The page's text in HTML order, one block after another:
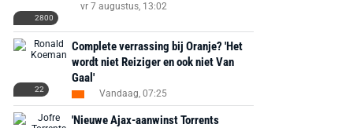
2800
vr 7 augustus, 13:02
22
Complete verrassing bij Oranje? 'Het
wordt niet Reiziger en ook niet Van
Gaal'
Vandaag, 07:25
'Nieuwe Ajax-aanwinst Torrents